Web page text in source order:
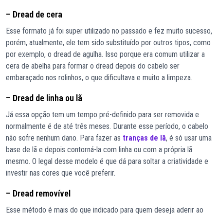
– Dread de cera
Esse formato já foi super utilizado no passado e fez muito sucesso,
porém, atualmente, ele tem sido substituído por outros tipos, como
por exemplo, o dread de agulha. Isso porque era comum utilizar a
cera de abelha para formar o dread depois do cabelo ser
embaraçado nos rolinhos, o que dificultava e muito a limpeza.
– Dread de linha ou lã
Já essa opção tem um tempo pré-definido para ser removida e
normalmente é de até três meses. Durante esse período, o cabelo
não sofre nenhum dano. Para fazer as tranças de lã, é só usar uma
base de lã e depois contorná-la com linha ou com a própria lã
mesmo. O legal desse modelo é que dá para soltar a criatividade e
investir nas cores que você preferir.
– Dread removível
Esse método é mais do que indicado para quem deseja aderir ao